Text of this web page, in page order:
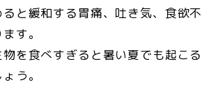
と緩和する胃痛、吐き気、食欲不
す。
を食べすぎると暑い夏でも起こる
う。